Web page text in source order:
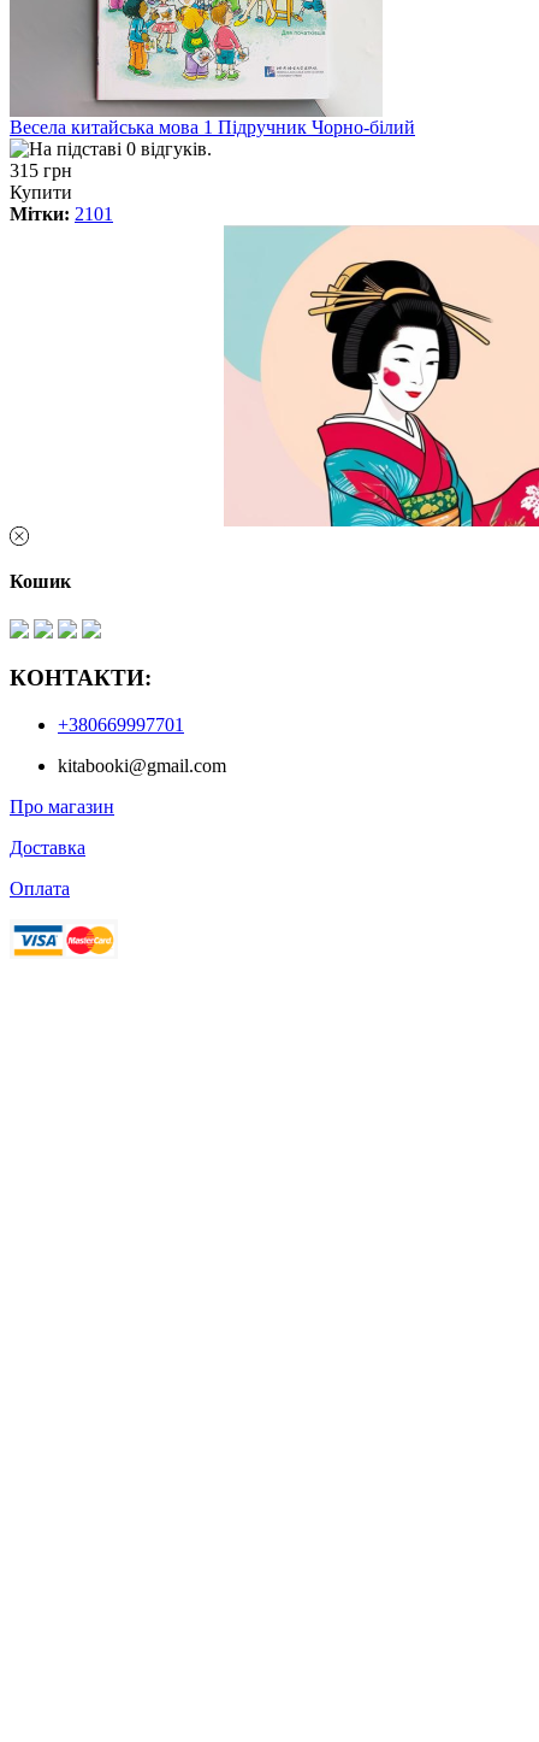
Весела китайська мова 1 Підручник Чорно-білий
315 грн
Купити
Мітки: 2101
Кошик
КОНТАКТИ:
+380669997701
kitabooki@gmail.com
Про магазин
Доставка
Оплата